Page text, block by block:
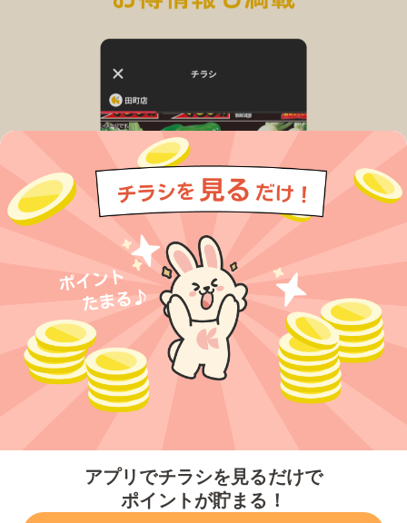
アプリでチラシを見るだけで
ポイントが貯まる！